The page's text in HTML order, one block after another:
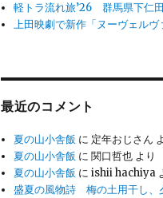
軽トラ流れ旅’26 群馬県下仁
上田映劇で新作「ヌーヴェルヴ
最近のコメント
夏の山小舎飯 に 定年おじさん
夏の山小舎飯 に関口哲也 より
夏の山小舎飯 にishii hachiya
盛夏の風物詩 梅の土用干し、